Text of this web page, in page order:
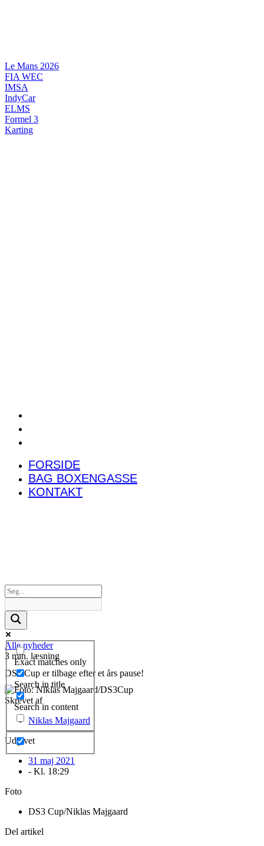
Le Mans 2026
FIA WEC
IMSA
IndyCar
ELMS
Formel 3
Karting
FORSIDE
BAG BOXENGASSE
KONTAKT
Exact matches only
Search in title
Search in content
Alle nyheder
3 min. læsning
DS3 Cup er tilbage efter et års pause!
Skrevet af
Niklas Majgaard
Udgivet
31 maj 2021
- Kl. 18:29
Foto
DS3 Cup/Niklas Majgaard
Del artikel